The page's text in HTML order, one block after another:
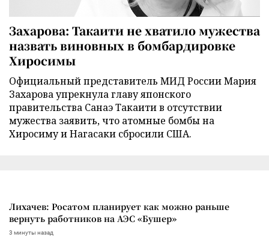
Захарова: Такаити не хватило мужества
назвать виновных в бомбардировке
Хиросимы
Официальный представитель МИД России Мария
Захарова упрекнула главу японского
правительства Санаэ Такаити в отсутствии
мужества заявить, что атомные бомбы на
Хиросиму и Нагасаки сбросили США.
Лихачев: Росатом планирует как можно раньше
вернуть работников на АЭС «Бушер»
3 минуты назад